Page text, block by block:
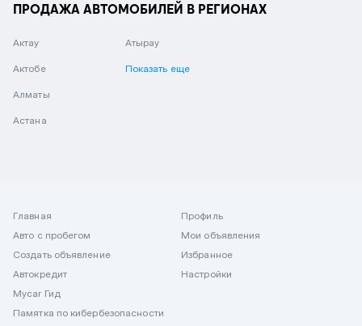
ПРОДАЖА АВТОМОБИЛЕЙ В РЕГИОНАХ
Актау
Актобе
Алматы
Астана
Атырау
Показать еще
Главная
Авто с пробегом
Создать объявление
Автокредит
Mycar Гид
Памятка по кибербезопасности
Профиль
Мои объявления
Избранное
Настройки